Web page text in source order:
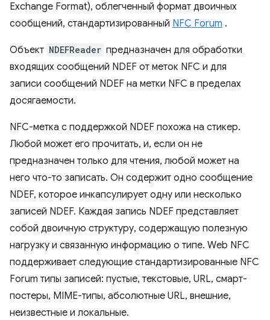
Exchange Format), облегченный формат двоичных
сообщений, стандартизированный NFC Forum .
Объект NDEFReader предназначен для обработки
входящих сообщений NDEF от меток NFC и для
записи сообщений NDEF на метки NFC в пределах
досягаемости.
NFC-метка с поддержкой NDEF похожа на стикер.
Любой может его прочитать, и, если он не
предназначен только для чтения, любой может на
него что-то записать. Он содержит одно сообщение
NDEF, которое инкапсулирует одну или несколько
записей NDEF. Каждая запись NDEF представляет
собой двоичную структуру, содержащую полезную
нагрузку и связанную информацию о типе. Web NFC
поддерживает следующие стандартизированные NFC
Forum типы записей: пустые, текстовые, URL, смарт-
постеры, MIME-типы, абсолютные URL, внешние,
неизвестные и локальные.